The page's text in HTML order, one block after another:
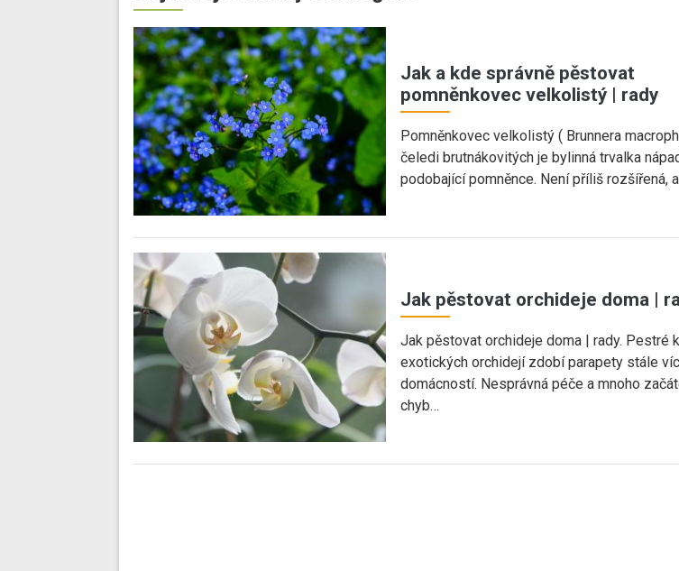
Jak a kde správně pěstovat
pomněnkovec velkolistý | rady
Pomněnkovec velkolistý ( Brunnera
čeledi brutnákovitých je bylinná trvalka
podobající pomněnce. Není příliš rozšířená,
Jak pěstovat orchideje doma |
Jak pěstovat orchideje doma | rady. Pestré
exotických orchidejí zdobí parapety stále
domácností. Nesprávná péče a mnoho
chyb…